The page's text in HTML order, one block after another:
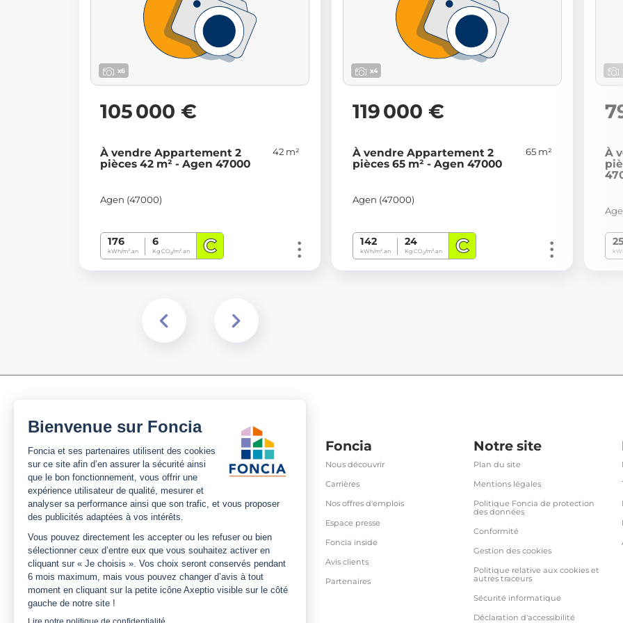
x6
105 000 €
À vendre Appartement 2
pièces 42 m² - Agen 47000
42 m²
Agen (47000)
176
kWh/m².an
6
Kg CO2/m².an C
x4
119 000 €
À vendre Appartement 2
pièces 65 m² - Agen 47000
65 m²
Agen (47000)
142
kWh/m².an
24
Kg CO2/m².an C
À
Foncia
Nous découvrir
Carrières
Nos offres d'emplois
Espace presse
Foncia inside
Avis clients
Partenaires
Notre site
Plan du site
Mentions légales
Politique Foncia de protection
des données
Conformité
Gestion des cookies
Politique relative aux cookies et
autres traceurs
Sécurité informatique
Déclaration d'accessibilité